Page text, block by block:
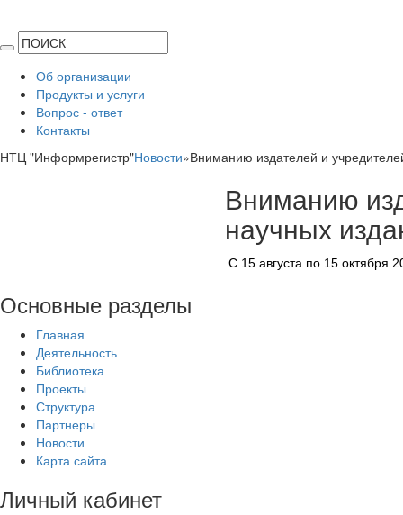
Об организации
Продукты и услуги
Вопрос - ответ
Контакты
НТЦ "Информрегистр"Новости»Вниманию издателей и
Вниманию
научных
C 15 августа по 15 октября
Основные разделы
Главная
Деятельность
Библиотека
Проекты
Структура
Партнеры
Новости
Карта сайта
Личный кабинет